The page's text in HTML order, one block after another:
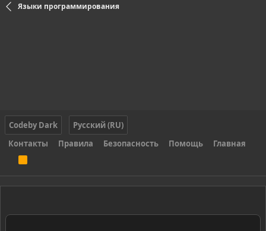
Языки программирования
Codeby Dark
Русский (RU)
Контакты
Правила Безопасность Помощь Главная
S